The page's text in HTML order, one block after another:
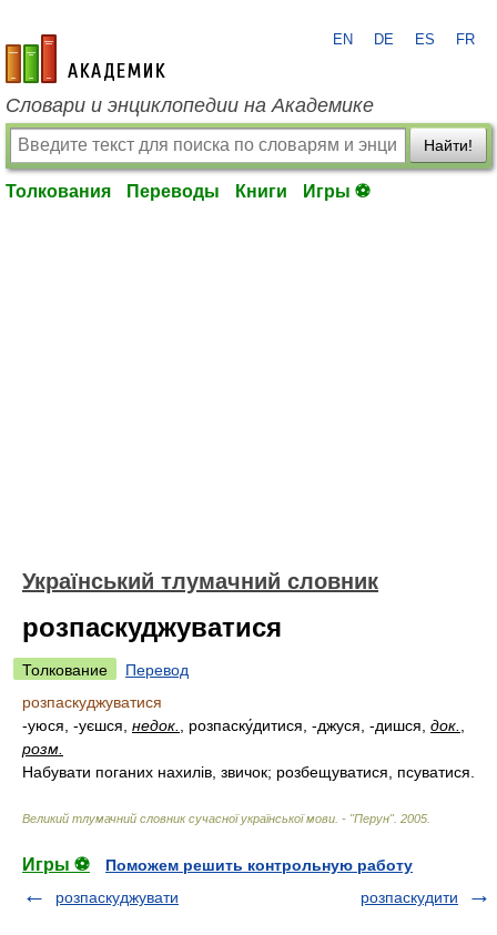
academic.ru
EN DE ES FR
Словари и энциклопедии на Академике
Найти!
Толкования Переводы Книги Игры ⚽
Український тлумачний словник
розпаскуджуватися
Толкование
Перевод
розпаскуджуватися
-уюся, -уєшся, недок. , розпаску́дитися, -джуся, -дишся, док.
розм.
Набувати поганих нахилів, звичок; розбещуватися, псуватися.
Великий тлумачний словник сучасної української мови. - "Перун". 2005
Игры ⚽
Поможем решить контрольную работу
розпаскуджувати
розпаскудити